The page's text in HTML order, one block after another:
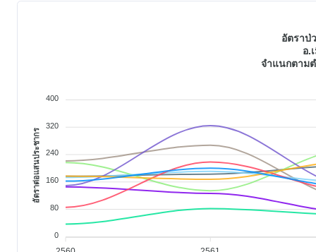
อัตราป่
อ.
จำแนกตาม
400
320
240
160
80
0
อัตราต่อแสนประชากร